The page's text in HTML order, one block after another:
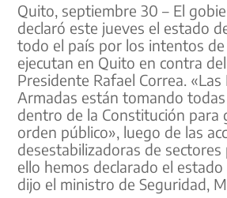
Quito, septiembre 30 – El
declaró este jueves el estado
todo el país por los intentos
ejecutan en Quito en contra
Presidente Rafael Correa. «Las
Armadas están tomando
dentro de la Constitución para
orden público», luego de las
desestabilizadoras de sectores
ello hemos declarado el estado
dijo el ministro de Seguridad,